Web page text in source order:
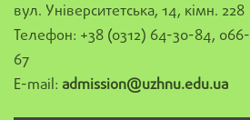
вул. Університетська, 14, кімн. 228
Телефон: +38 (0312) 64-30-84,
67
E-mail: admission@uzhnu.edu.ua